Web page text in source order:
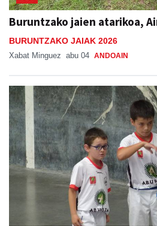
Buruntzako jaien atarikoa,
BURUNTZAKO JAIAK 2026
Xabat Minguez abu 04 ANDOAIN